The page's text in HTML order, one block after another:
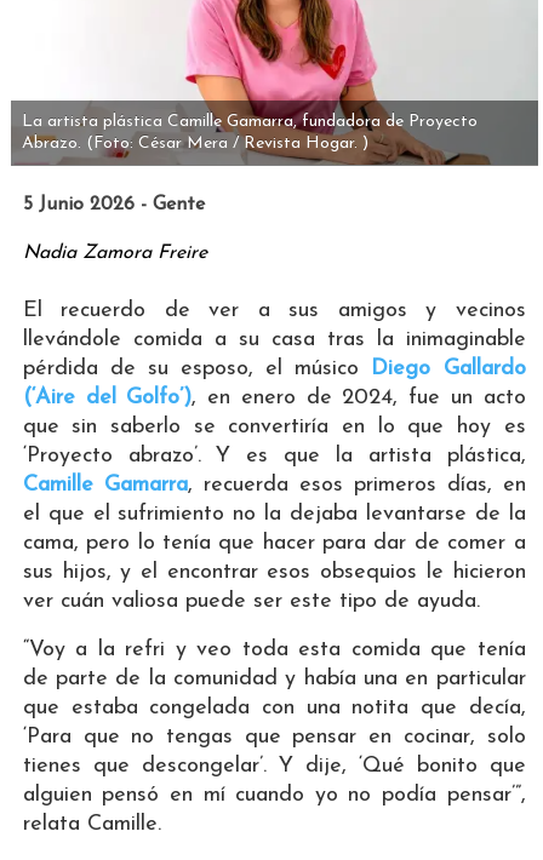
La artista plástica Camille Gamarra, fundadora de Proyecto
Abrazo. (Foto: César Mera / Revista Hogar. )
5 Junio 2026 - Gente
Nadia Zamora Freire
El recuerdo de ver a sus amigos y vecinos
llevándole comida a su casa tras la inimaginable
pérdida de su esposo, el músico
Diego Gallardo
(‘Aire del Golfo’), en enero de 2024, fue un acto
que sin saberlo se convertiría en lo que hoy es
‘Proyecto abrazo’. Y es que la artista plástica,
Camille Gamarra, recuerda esos primeros días, en
el que el sufrimiento no la dejaba levantarse de la
cama, pero lo tenía que hacer para dar de comer a
sus hijos, y el encontrar esos obsequios le hicieron
ver cuán valiosa puede ser este tipo de ayuda.
“Voy a la refri y veo toda esta comida que tenía
de parte de la comunidad y había una en particular
que estaba congelada con una notita que decía,
‘Para que no tengas que pensar en cocinar, solo
tienes que descongelar’. Y dije, ‘Qué bonito que
alguien pensó en mí cuando yo no podía pensar’”,
relata Camille.